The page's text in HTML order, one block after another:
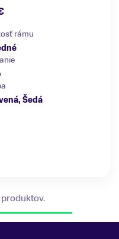
rámu
Šedá
produktov.